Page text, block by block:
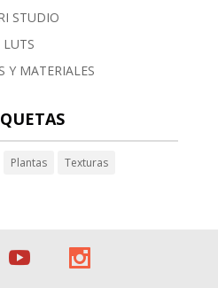
STUDIO
LUTS
Y MATERIALES
Plantas Texturas